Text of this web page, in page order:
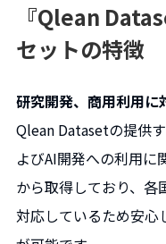
『Qlean
セットの特徴
研究開発、商用利用に
Qlean Datasetの提供
よびAI開発への利用に
から取得しており、各
対応しているため安心